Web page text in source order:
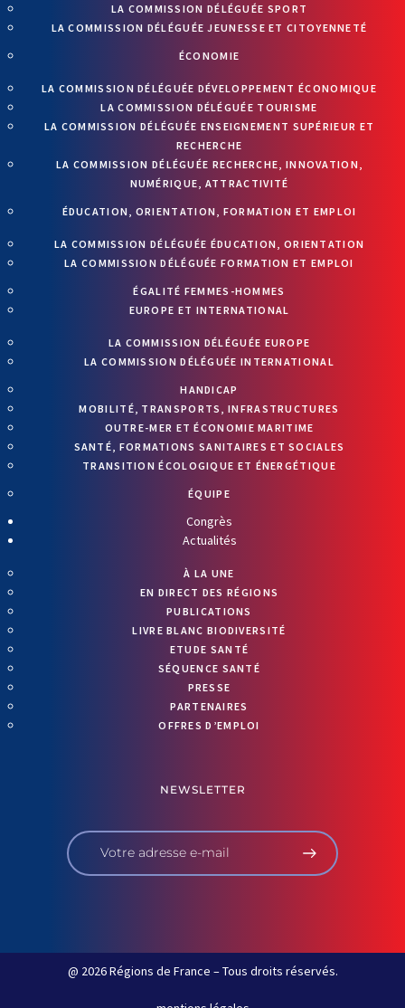
LA COMMISSION DÉLÉGUÉE SPORT
LA COMMISSION DÉLÉGUÉE JEUNESSE ET CITOYENNETÉ
ÉCONOMIE
LA COMMISSION DÉLÉGUÉE DÉVELOPPEMENT ÉCONOMIQUE
LA COMMISSION DÉLÉGUÉE TOURISME
LA COMMISSION DÉLÉGUÉE ENSEIGNEMENT SUPÉRIEUR ET
RECHERCHE
LA COMMISSION DÉLÉGUÉE RECHERCHE, INNOVATION,
NUMÉRIQUE, ATTRACTIVITÉ
ÉDUCATION, ORIENTATION, FORMATION ET EMPLOI
LA COMMISSION DÉLÉGUÉE ÉDUCATION, ORIENTATION
LA COMMISSION DÉLÉGUÉE FORMATION ET EMPLOI
ÉGALITÉ FEMMES-HOMMES
EUROPE ET INTERNATIONAL
LA COMMISSION DÉLÉGUÉE EUROPE
LA COMMISSION DÉLÉGUÉE INTERNATIONAL
HANDICAP
MOBILITÉ, TRANSPORTS, INFRASTRUCTURES
OUTRE-MER ET ÉCONOMIE MARITIME
SANTÉ, FORMATIONS SANITAIRES ET SOCIALES
TRANSITION ÉCOLOGIQUE ET ÉNERGÉTIQUE
ÉQUIPE
Congrès
Actualités
À LA UNE
EN DIRECT DES RÉGIONS
PUBLICATIONS
LIVRE BLANC BIODIVERSITÉ
ETUDE SANTÉ
SÉQUENCE SANTÉ
PRESSE
PARTENAIRES
OFFRES D’EMPLOI
NEWSLETTER
@ 2026 Régions de France – Tous droits réservés.